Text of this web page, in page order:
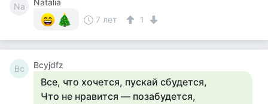
Na
Natalia
7 лет
1
Bc Bcyjdfz
Все, что хочется, пускай сбудется,
Что не нравится — позабудется,